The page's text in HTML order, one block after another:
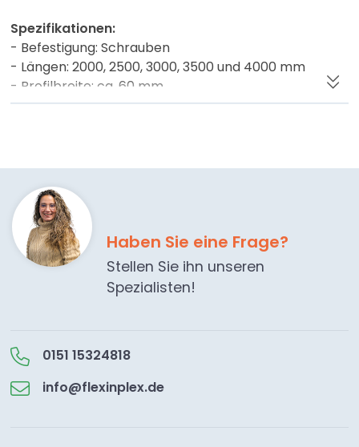
Spezifikationen:
- Befestigung: Schrauben
- Längen: 2000, 2500, 3000, 3500 und 4000 mm
- Profilbreite: ca. 60 mm
- Farbe: Natur-Alu mit weißer Abdeckleiste
Haben Sie eine Frage?
Stellen Sie ihn unseren
Spezialisten!
0151 15324818
info@flexinplex.de